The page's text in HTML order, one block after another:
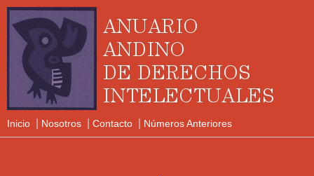
Inicio Nosotros Contacto Números Anteriores